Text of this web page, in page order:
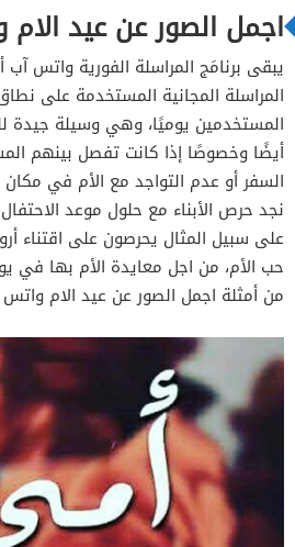
اجمل الصور عن عيد
يبقى برنامَج المراسلة الفورية واتس
المراسلة المجانية المستخدمة على
المستخدمين يوميًا، وهي وسيلة جيدة
أيضًا وخصوصًا إذا كانت تفصل بينهم
السفر أو عدم التواجد مع الأم في
نجد حرص الأبناء مع حلول موعد
على سبيل المثال يحرصون على اقتناء
حب الأم، من اجل معايدة الأم بها في
من أمثلة اجمل الصور عن عيد الام